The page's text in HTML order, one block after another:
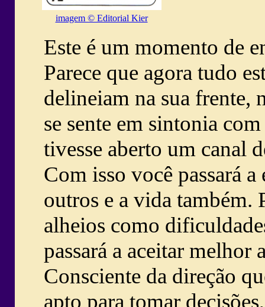
imagem © Editorial Kier
Este é um momento de
Parece que agora tudo
delineiam na sua frente,
se sente em sintonia
tivesse aberto um canal
Com isso você passará
outros e a vida também.
alheios como
passará a aceitar
Consciente da direção
apto para tomar